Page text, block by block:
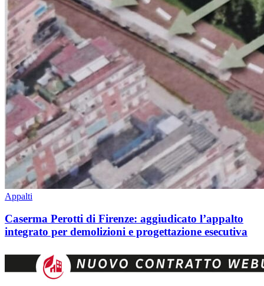
Appalti
Caserma Perotti di Firenze: aggiudicato l’appalto
integrato per demolizioni e progettazione esecutiva